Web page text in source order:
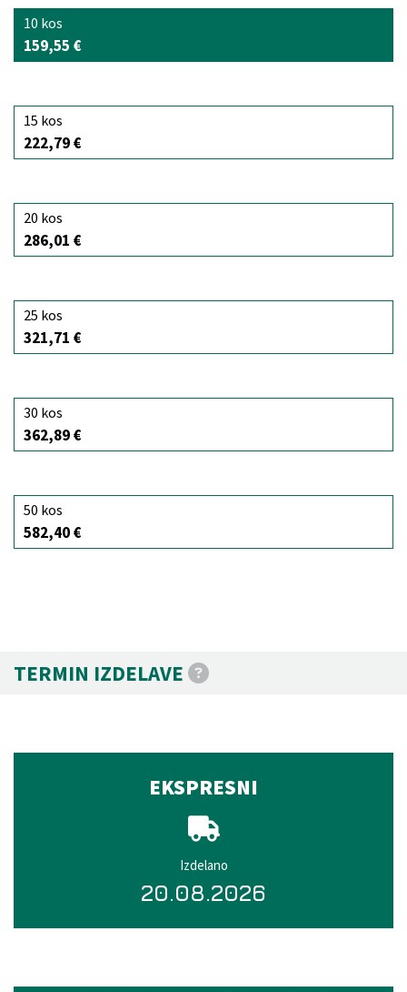
10 kos
159,55 €
15 kos
222,79 €
20 kos
286,01 €
25 kos
321,71 €
30 kos
362,89 €
50 kos
582,40 €
TERMIN IZDELAVE
EKSPRESNI
Izdelano
20.08.2026